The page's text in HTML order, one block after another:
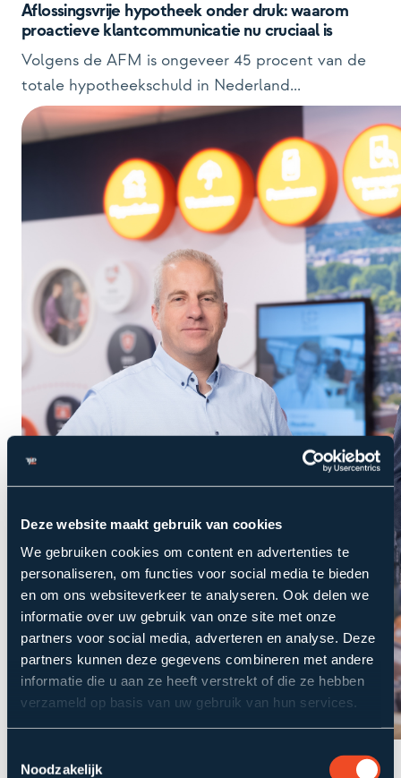
Deze website maakt gebruik van cookies
We gebruiken cookies om content en advertenties te
personaliseren, om functies voor social media te bieden
en om ons websiteverkeer te analyseren. Ook delen we
informatie over uw gebruik van onze site met onze
partners voor social media, adverteren en analyse. Deze
partners kunnen deze gegevens combineren met andere
informatie die u aan ze heeft verstrekt of die ze hebben
verzameld op basis van uw gebruik van hun services.
Noodzakelijk
Aflossingsvrije hypotheek onder druk: waarom
proactieve klantcommunicatie nu cruciaal is
Volgens de AFM is ongeveer 45 procent van de
totale hypotheekschuld in Nederland...
Nieuws